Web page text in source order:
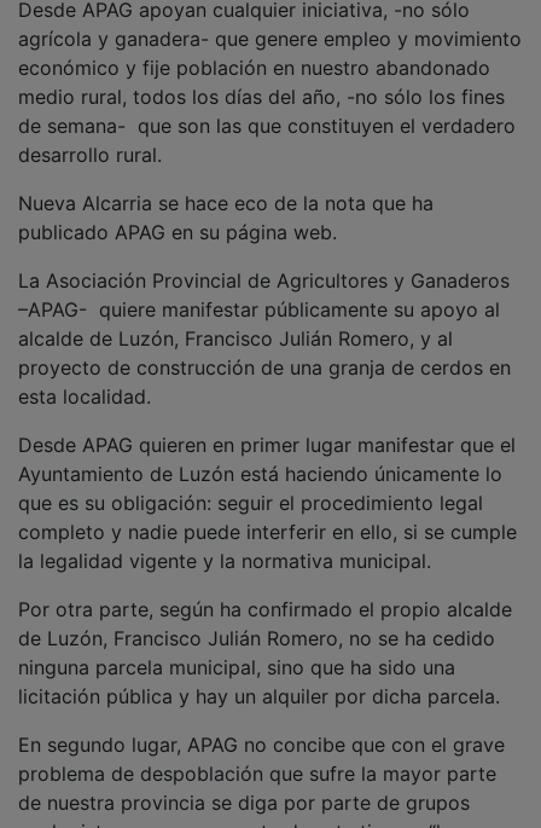
agrícola y ganadera- que genere empleo y movimiento
económico y fije población en nuestro abandonado
medio rural, todos los días del año, -no sólo los fines
de semana- que son las que constituyen el verdadero
desarrollo rural.
publicado APAG en su página web.
–APAG- quiere manifestar públicamente su apoyo al
alcalde de Luzón, Francisco Julián Romero, y al
proyecto de construcción de una granja de cerdos en
esta localidad.
Ayuntamiento de Luzón está haciendo únicamente lo
que es su obligación: seguir el procedimiento legal
completo y nadie puede interferir en ello, si se cumple
la legalidad vigente y la normativa municipal.
de Luzón, Francisco Julián Romero, no se ha cedido
ninguna parcela municipal, sino que ha sido una
licitación pública y hay un alquiler por dicha parcela.
problema de despoblación que sufre la mayor parte
de nuestra provincia se diga por parte de grupos
ecologistas que un proyecto de este tipo es “la